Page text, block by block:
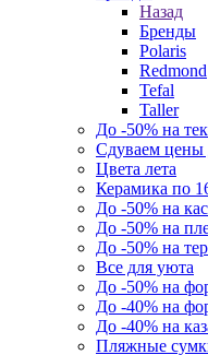
Назад
Бренды
Polaris
Redmond
Tefal
Taller
До -50% на
Сдуваем цены
Цвета лета
Керамика по
До -50% на
До -50% на
До -50% на
Все для уюта
До -50% на
До -40% на
До -40% на
Пляжные